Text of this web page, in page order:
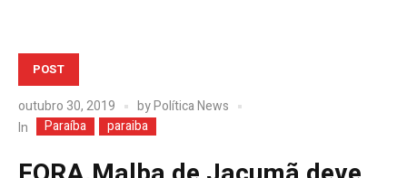
POST
outubro 30, 2019 byPolítica News
In
Paraíba paraiba